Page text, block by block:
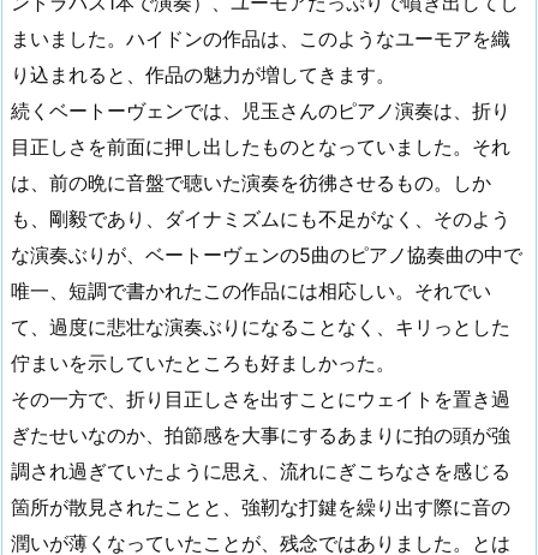
まいました。ハイドンの作品は、このようなユーモアを織
り込まれると、作品の魅力が増してきます。
続くベートーヴェンでは、児玉さんのピアノ演奏は、折り
目正しさを前面に押し出したものとなっていました。それ
は、前の晩に音盤で聴いた演奏を彷彿させるもの。しか
も、剛毅であり、ダイナミズムにも不足がなく、そのよう
な演奏ぶりが、ベートーヴェンの5曲のピアノ協奏曲の中で
唯一、短調で書かれたこの作品には相応しい。それでい
て、過度に悲壮な演奏ぶりになることなく、キリっとした
佇まいを示していたところも好ましかった。
その一方で、折り目正しさを出すことにウェイトを置き過
ぎたせいなのか、拍節感を大事にするあまりに拍の頭が強
調され過ぎていたように思え、流れにぎこちなさを感じる
箇所が散見されたことと、強靭な打鍵を繰り出す際に音の
潤いが薄くなっていたことが、残念ではありました。とは